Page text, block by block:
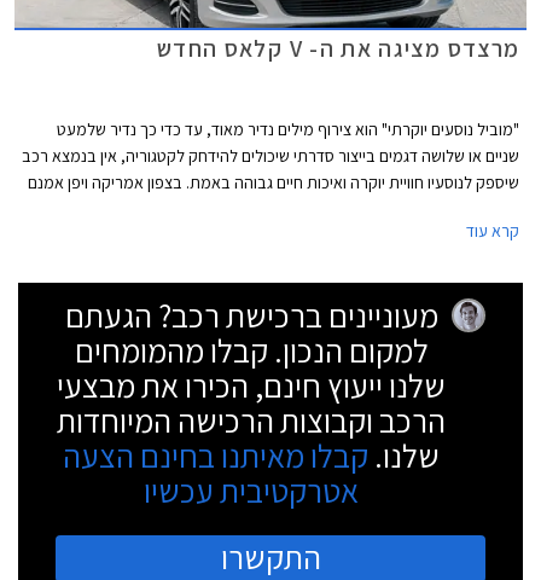
מרצדס מציגה את ה- V קלאס החדש
"מוביל נוסעים יוקרתי" הוא צירוף מילים נדיר מאוד, עד כדי כך נדיר שלמעט
שניים או שלושה דגמים בייצור סדרתי שיכולים להידחק לקטגוריה, אין בנמצא רכב
שיספק לנוסעיו חוויית יוקרה ואיכות חיים גבוהה באמת. בצפון אמריקה ויפן אמנם
גרסאות מאובזרות או בעלות תג נחשק יותר של מיניוואנים פשוטים וזולים יחסית.
קרא עוד
מעוניינים ברכישת רכב? הגעתם
למקום הנכון. קבלו מהמומחים
שלנו ייעוץ חינם, הכירו את מבצעי
הרכב וקבוצות הרכישה המיוחדות
שלנו. קבלו מאיתנו בחינם הצעה
אטרקטיבית עכשיו
התקשרו